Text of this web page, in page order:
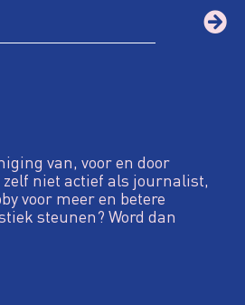
van, voor en door
niet actief als journalist,
voor meer en betere
steunen? Word dan